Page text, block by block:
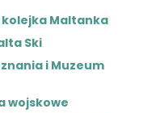
kolejka Maltanka
Ski
i Muzeum
wojskowe